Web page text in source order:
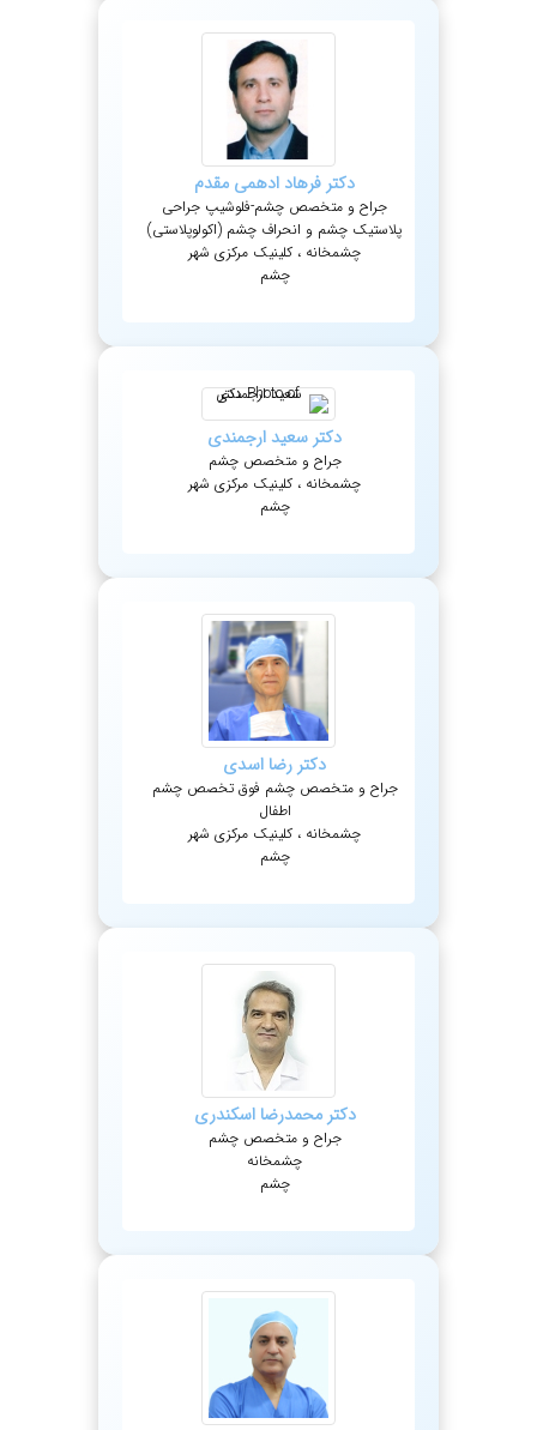
دکترفرهاد ادهمی مقدم
جراح و متخصص چشم-فلوشیپ جراحی
پلاستیک چشم و انحراف چشم (اکولوپلاستی)
چشمخانه ، کلینیک مرکزی شهر
چشم
دکترسعیدارجمندی
جراح و متخصص چشم
چشمخانه ، کلینیک مرکزی شهر
چشم
دکتررضا اسدی
جراح و متخصص چشم فوق تخصص چشم
اطفال
چشمخانه ، کلینیک مرکزی شهر
چشم
دکترمحمدرضا اسکندری
جراح و متخصص چشم
چشمخانه
چشم